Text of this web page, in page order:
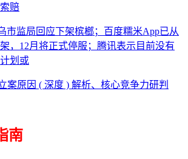
赔
市监局回应下架槟榔；百度糯米App已从
，12月将正式停服；腾讯表示目前没有
划或
案原因 ( 深度 ) 解析、核心竞争力研判
南